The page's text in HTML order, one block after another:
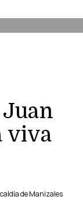
viva
de Manizales